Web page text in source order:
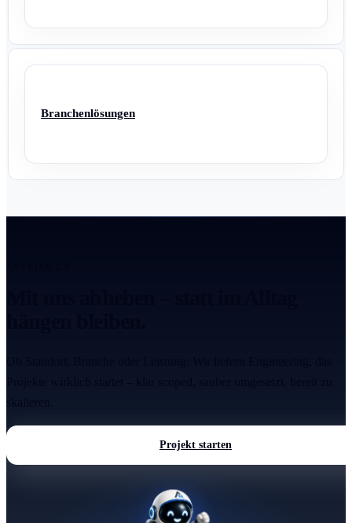
Branchenlösungen
Projekt starten